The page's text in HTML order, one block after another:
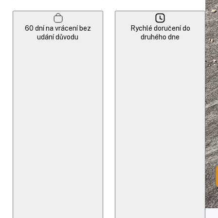
60 dní na vrácení bez
udání důvodu
Rychlé doručení do
druhého dne